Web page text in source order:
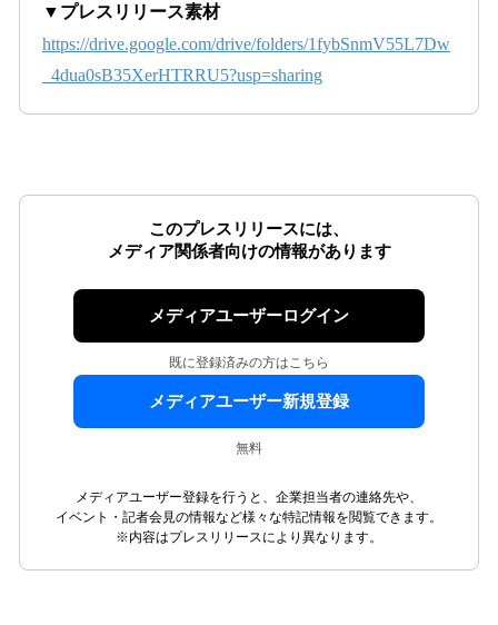
▼プレスリリース素材
https://drive.google.com/drive/folders/1fybSnmV55L7Dw
_4dua0sB35XerHTRRU5?usp=sharing
このプレスリリースには、
メディア関係者向けの情報があります
メディアユーザーログイン
既に登録済みの方はこちら
メディアユーザー新規登録
無料
メディアユーザー登録を行うと、企業担当者の連絡先や、
イベント・記者会見の情報など様々な特記情報を閲覧できます。
※内容はプレスリリースにより異なります。